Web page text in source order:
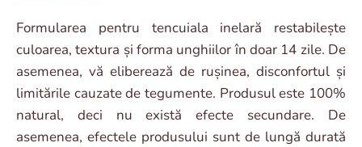
Formularea pentru tencuiala inelară restabilește
culoarea, textura și forma unghiilor în doar 14 zile. De
asemenea, vă eliberează de rușinea, disconfortul și
limitările cauzate de tegumente. Produsul este 100%
natural, deci nu există efecte secundare. De
asemenea, efectele produsului sunt de lungă durată